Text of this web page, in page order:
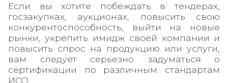
Если вы хотите побеждать в тендерах,
госзакупках, аукционах, повысить свою
конкурентоспособность, выйти на новые
рынки, укрепить имидж своей компании и
повысить спрос на продукцию или услуги,
вам следует серьезно задуматься о
сертификации по различным стандартам
ИСО.